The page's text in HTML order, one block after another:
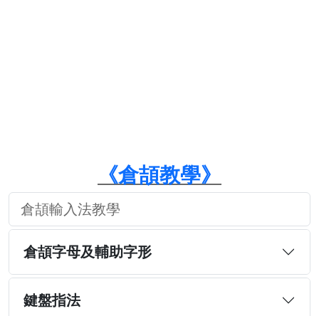
《倉頡教學》
倉頡輸入法教學
倉頡字母及輔助字形
鍵盤指法